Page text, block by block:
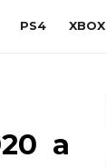
PS4 XBOX
a